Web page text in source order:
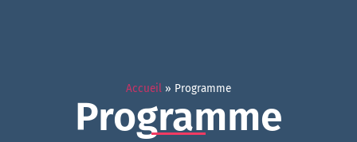
Accueil » Programme
Programme